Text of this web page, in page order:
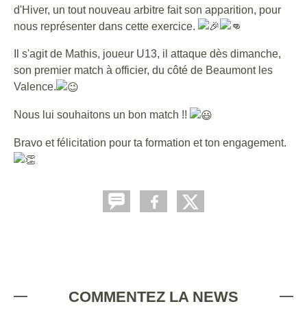
d'Hiver, un tout nouveau arbitre fait son apparition, pour
nous représenter dans cette exercice.
Il s'agit de Mathis, joueur U13, il attaque dès dimanche,
son premier match à officier, du côté de Beaumont les
Valence.
Nous lui souhaitons un bon match !!
Bravo et félicitation pour ta formation et ton engagement.
COMMENTEZ LA NEWS